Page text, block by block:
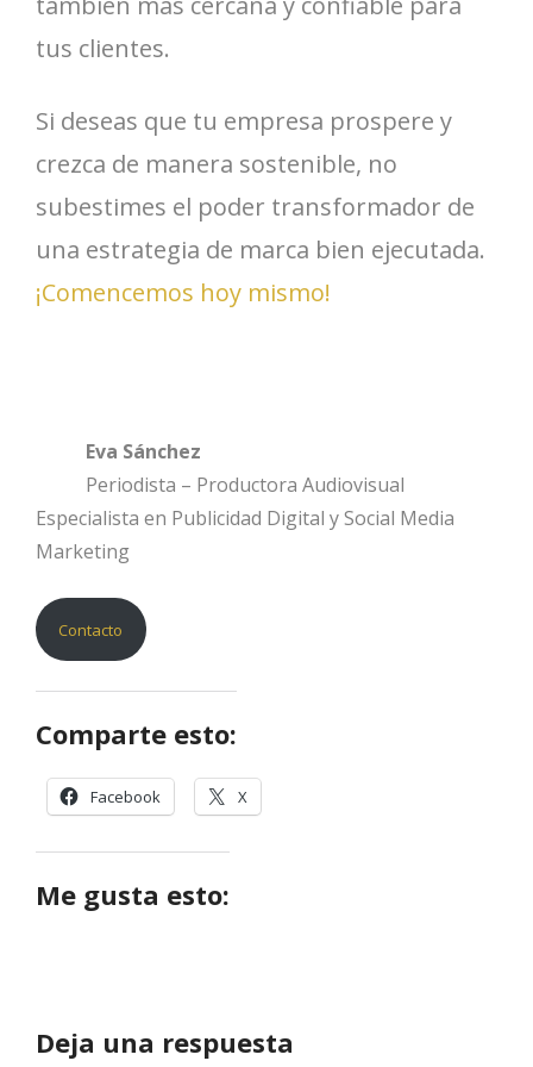
tus clientes.
Si deseas que tu empresa prospere y
crezca de manera sostenible, no
subestimes el poder transformador de
una estrategia de marca bien ejecutada.
¡Comencemos hoy mismo!
Eva Sánchez
Periodista – Productora Audiovisual
Especialista en Publicidad Digital y Social Media
Marketing
Contacto
Comparte esto:
Facebook X
Me gusta esto:
Deja una respuesta